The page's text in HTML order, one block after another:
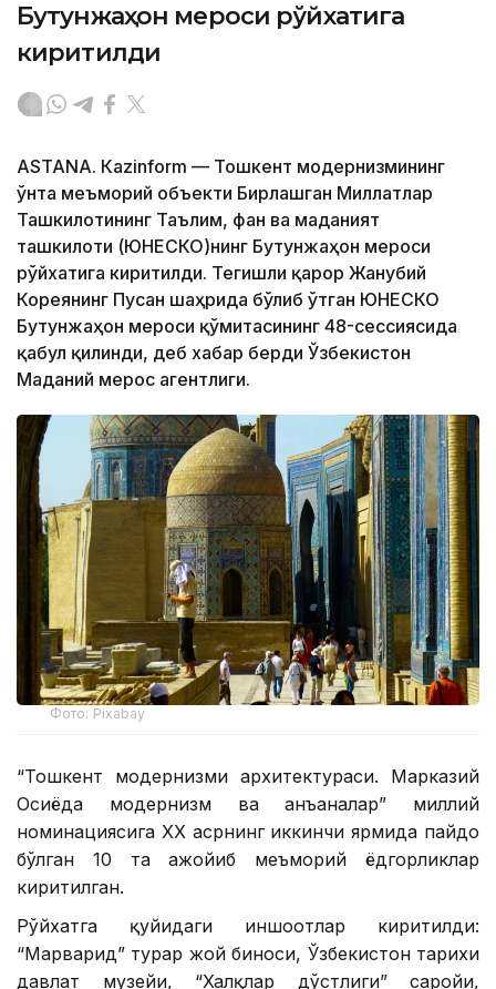
Бутунжаҳон мероси рўйхатига
киритилди
ASTANА. Кazinform — Тошкент модернизмининг
ўнта меъморий объекти Бирлашган Миллатлар
Ташкилотининг Таълим, фан ва маданият
ташкилоти (ЮНEСКО)нинг Бутунжаҳон мероси
рўйхатига киритилди. Тегишли қарор Жанубий
Кореянинг Пусан ​​шаҳрида бўлиб ўтган ЮНEСКО
Бутунжаҳон мероси қўмитасининг 48-сессиясида
қабул қилинди, деб хабар берди Ўзбекистон
Маданий мерос агентлиги.
Фото: Pixabay
“Тошкент модернизми архитектураси. Марказий
Осиёда модернизм ва анъаналар” миллий
номинациясига ХХ асрнинг иккинчи ярмида пайдо
бўлган 10 та ажойиб меъморий ёдгорликлар
киритилган.
Рўйхатга қуйидаги иншоотлар киритилди:
“Марварид” турар жой биноси, Ўзбекистон тарихи
давлат музейи, “Халқлар дўстлиги” саройи,